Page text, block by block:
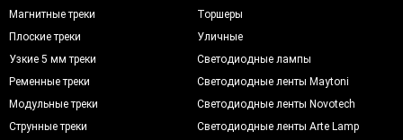
Магнитные треки
Плоские треки
Узкие 5 мм треки
Ременные треки
Модульные треки
Струнные треки
Торшеры
Уличные
Светодиодные лампы
Светодиодные ленты Maytoni
Светодиодные ленты Novotech
Светодиодные ленты Arte Lamp